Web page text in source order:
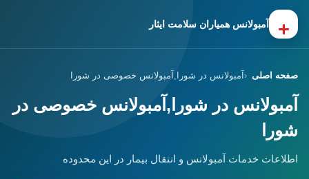
+ آمبولانس همیاران سلامت ایثار
صفحه اصلی آمبولانس در شورا,آمبولانس خصوصی در شورا
آمبولانس در شورا,آمبولانس خصوصی در
شورا
اطلاعات خدمات آمبولانس و انتقال بیمار در این محدوده